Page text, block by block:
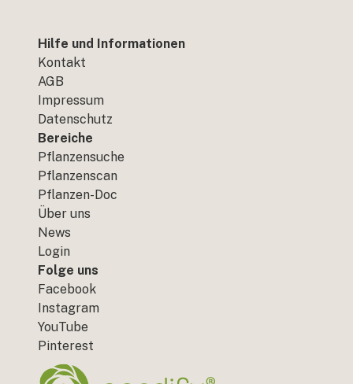
Hilfe und Informationen
Kontakt
AGB
Impressum
Datenschutz
Bereiche
Pflanzensuche
Pflanzenscan
Pflanzen-Doc
Über uns
News
Login
Folge uns
Facebook
Instagram
YouTube
Pinterest